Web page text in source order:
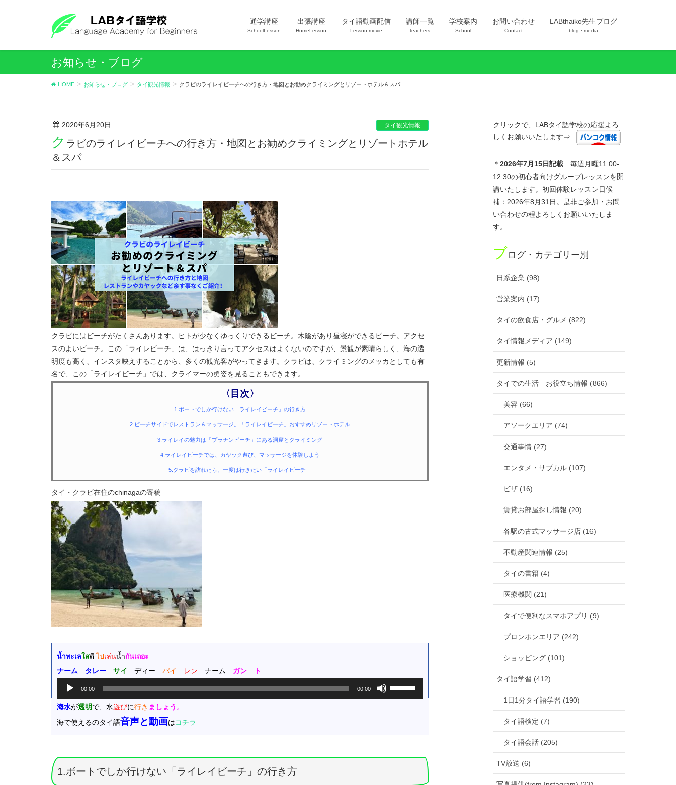
通学講座
SchoolLesson
出張講座
HomeLesson
タイ語動画配信
Lesson movie
講師一覧
teachers
学校案内
School
お問い合わせ
Contact
LABthaiko先生ブログ
blog・media
お知らせ・ブログ
HOME お知らせ・ブログ タイ観光情報 クラビのライレイビーチへの行き方・地図とお勧めクライミングとリゾートホテル＆スパ
2020年6月20日 タイ観光情報
ク ラビのライレイビーチへの行き方・地図とお勧めクライミングとリゾートホテル
＆スパ
クラビにはビーチがたくさんあります。ヒトが少なくゆっくりできるビーチ。木陰があり昼寝ができるビーチ。アクセ
スのよいビーチ。この「ライレビーチ」は、はっきり言ってアクセスはよくないのですが、景観が素晴らしく、海の透
明度も高く、インスタ映えすることから、多くの観光客がやってきます。クラビは、クライミングのメッカとしても有
名で、この「ライレイビーチ」では、クライマーの勇姿を見ることもできます。
〈目次〉
1.ボートでしか行けない「ライレイビーチ」の行き方
2.ビーチサイドでレストラン＆マッサージ。「ライレイビーチ」おすすめリゾートホテル
3.ライレイの魅力は「プラナンビーチ」にある洞窟とクライミング
4.ライレイビーチでは、カヤック遊び、マッサージを体験しよう
5.クラビを訪れたら、一度は行きたい「ライレイビーチ」
タイ・クラビ在住のchinagaの寄稿
น้ำทะเลใสดีไปเล่นน้ำกันเถอะ
ナーム タレー
サイ ディー パイ レン ナーム ガン ト
プ
ー
ヤ
00:00 00:00
リ
調
海水が透明で、水遊びに行き ましょう 。
海で使えるのタイ語音声と動画はコチラ
1.ボートでしか行けない「ライレイビーチ」の行き方
クリックで、LABタイ語学校の応援よろ
しくお願いいたします⇒
＊ 2026年7月15日記載毎週月曜11:00-
12:30の初心者向けグループレッスンを開
講いたします。初回体験レッスン日候
補：2026年8月31日。是非ご参加・お問
い合わせの程よろしくお願いいたしま
す。
ブログ・カテゴリー別
日系企業 (98)
営業案内 (17)
タイの飲食店・グルメ (822)
タイ情報メディア (149)
更新情報 (5)
タイでの生活 お役立ち情報 (866)
美容 (66)
アソークエリア (74)
交通事情 (27)
エンタメ・サブカル (107)
ビザ (16)
賃貸お部屋探し情報 (20)
各駅の古式マッサージ店 (16)
不動産関連情報 (25)
タイの書籍 (4)
医療機関 (21)
タイで便利なスマホアプリ (9)
プロンポンエリア (242)
ショッピング (101)
タイ語学習 (412)
1日1分タイ語学習 (190)
タイ語検定 (7)
タイ語会話 (205)
TV放送 (6)